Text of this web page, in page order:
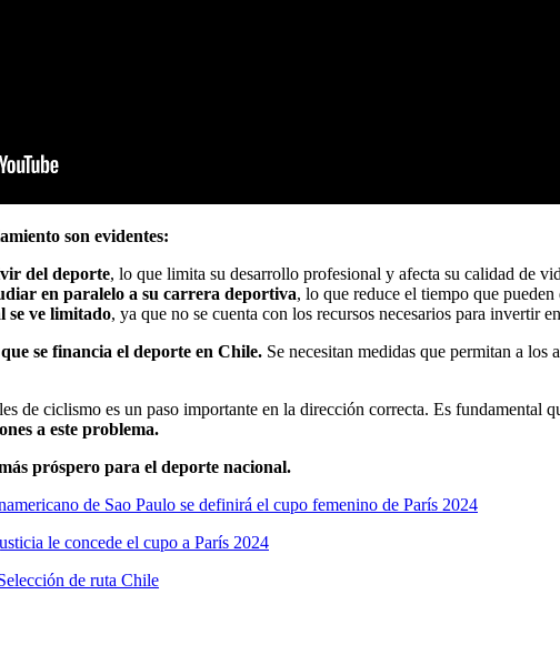
son evidentes:
del deporte, lo que limita su desarrollo profesional y afecta su calidad de
en paralelo a su carrera deportiva, lo que reduce el tiempo que
se ve limitado, ya que no se cuenta con los recursos necesarios para invertir
se financia el deporte en Chile. Se necesitan medidas que permitan a los
de ciclismo es un paso importante en la dirección correcta. Es fundamental
a este problema.
próspero para el deporte nacional.
de Sao Paulo se definirá el cupo femenino de París 2024
le concede el cupo a París 2024
de ruta Chile